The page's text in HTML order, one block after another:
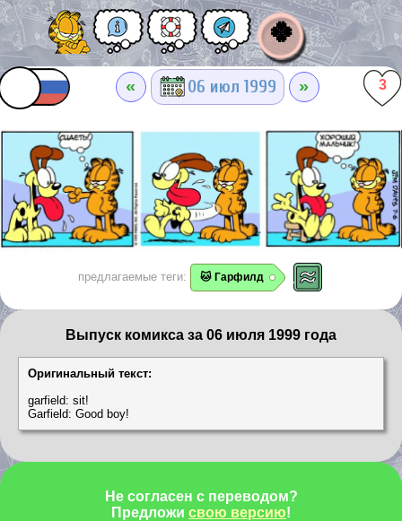
🍀
« 06 июл 1999 » 3
предлагаемые теги: 🐱 Гарфилд
Выпуск комикса за 06 июля 1999 года
Оригинальный текст:
garfield: sit!
Garfield: Good boy!
Не согласен с переводом?
Предложи свою версию!